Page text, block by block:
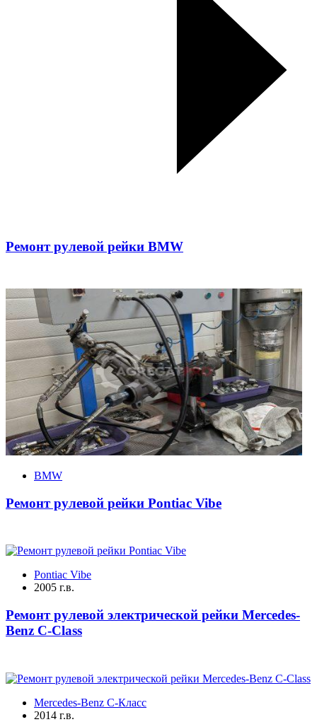
Ремонт рулевой рейки BMW
BMW
Ремонт рулевой рейки Pontiac Vibe
Pontiac Vibe
2005 г.в.
Ремонт рулевой электрической рейки Mercedes-
Benz C-Class
Mercedes-Benz C-Класс
2014 г.в.